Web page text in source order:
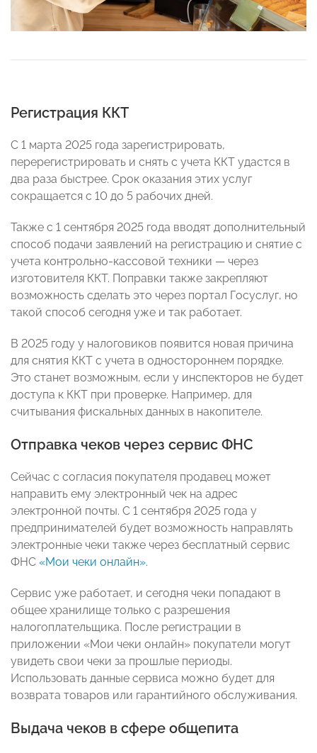
Регистрация ККТ
С 1 марта 2025 года зарегистрировать,
перерегистрировать и снять с учета ККТ удастся в
два раза быстрее. Срок оказания этих услуг
сокращается с 10 до 5 рабочих дней.
Также с 1 сентября 2025 года вводят дополнительный
способ подачи заявлений на регистрацию и снятие с
учета контрольно-кассовой техники — через
изготовителя ККТ. Поправки также закрепляют
возможность сделать это через портал Госуслуг, но
такой способ сегодня уже и так работает.
В 2025 году у налоговиков появится новая причина
для снятия ККТ с учета в одностороннем порядке.
Это станет возможным, если у инспекторов не будет
доступа к ККТ при проверке. Например, для
считывания фискальных данных в накопителе.
Отправка чеков через сервис ФНС
Сейчас с согласия покупателя продавец может
направить ему электронный чек на адрес
электронной почты. С 1 сентября 2025 года у
предпринимателей будет возможность направлять
электронные чеки также через бесплатный сервис
ФНС «Мои чеки онлайн».
Сервис уже работает, и сегодня чеки попадают в
общее хранилище только с разрешения
налогоплательщика. После регистрации в
приложении «Мои чеки онлайн» покупатели могут
увидеть свои чеки за прошлые периоды.
Использовать данные сервиса можно будет для
возврата товаров или гарантийного обслуживания.
Выдача чеков в сфере общепита